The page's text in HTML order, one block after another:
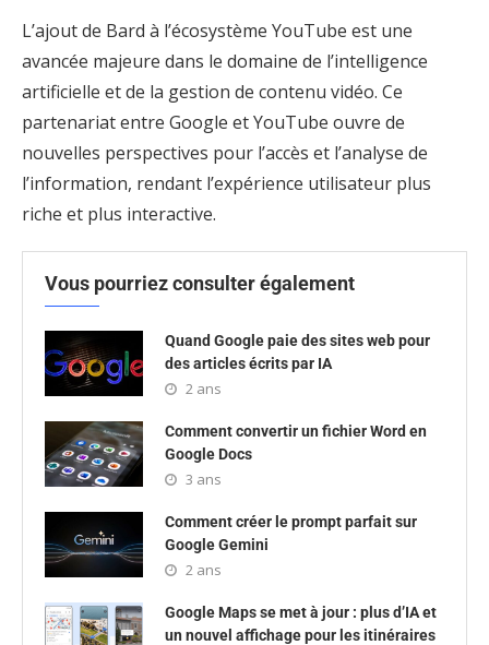
L’ajout de Bard à l’écosystème YouTube est une
avancée majeure dans le domaine de l’intelligence
artificielle et de la gestion de contenu vidéo. Ce
partenariat entre Google et YouTube ouvre de
nouvelles perspectives pour l’accès et l’analyse de
l’information, rendant l’expérience utilisateur plus
riche et plus interactive.
Vous pourriez consulter également
Quand Google paie des sites web pour
des articles écrits par IA
2 ans
Comment convertir un fichier Word en
Google Docs
3 ans
Comment créer le prompt parfait sur
Google Gemini
2 ans
Google Maps se met à jour : plus d’IA et
un nouvel affichage pour les itinéraires